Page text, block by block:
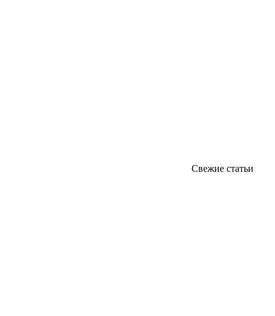
Свежие статьи